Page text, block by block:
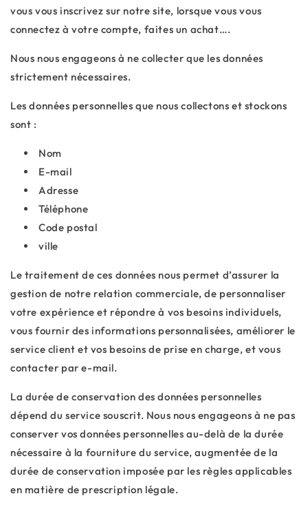
vous vous inscrivez sur notre site, lorsque vous vous
connectez à votre compte, faites un achat….
Nous nous engageons à ne collecter que les données
strictement nécessaires.
Les données personnelles que nous collectons et stockons
sont :
Nom
E-mail
Adresse
Téléphone
Code postal
ville
Le traitement de ces données nous permet d’assurer la
gestion de notre relation commerciale, de personnaliser
votre expérience et répondre à vos besoins individuels,
vous fournir des informations personnalisées, améliorer le
service client et vos besoins de prise en charge, et vous
contacter par e-mail.
La durée de conservation des données personnelles
dépend du service souscrit. Nous nous engageons à ne pas
conserver vos données personnelles au-delà de la durée
nécessaire à la fourniture du service, augmentée de la
durée de conservation imposée par les règles applicables
en matière de prescription légale.